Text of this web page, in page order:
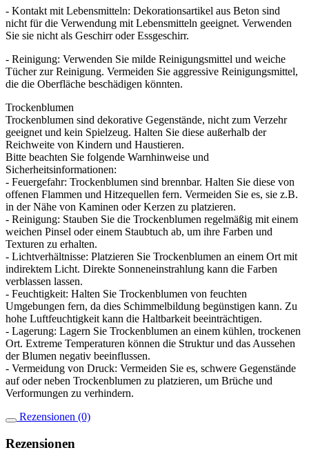
- Kontakt mit Lebensmitteln: Dekorationsartikel aus Beton sind
nicht für die Verwendung mit Lebensmitteln geeignet. Verwenden
Sie sie nicht als Geschirr oder Essgeschirr.
- Reinigung: Verwenden Sie milde Reinigungsmittel und weiche
Tücher zur Reinigung. Vermeiden Sie aggressive Reinigungsmittel,
die die Oberfläche beschädigen könnten.
Trockenblumen
Trockenblumen sind dekorative Gegenstände, nicht zum Verzehr
geeignet und kein Spielzeug. Halten Sie diese außerhalb der
Reichweite von Kindern und Haustieren.
Bitte beachten Sie folgende Warnhinweise und
Sicherheitsinformationen:
- Feuergefahr: Trockenblumen sind brennbar. Halten Sie diese von
offenen Flammen und Hitzequellen fern. Vermeiden Sie es, sie z.B.
in der Nähe von Kaminen oder Kerzen zu platzieren.
- Reinigung: Stauben Sie die Trockenblumen regelmäßig mit einem
weichen Pinsel oder einem Staubtuch ab, um ihre Farben und
Texturen zu erhalten.
- Lichtverhältnisse: Platzieren Sie Trockenblumen an einem Ort mit
indirektem Licht. Direkte Sonneneinstrahlung kann die Farben
verblassen lassen.
- Feuchtigkeit: Halten Sie Trockenblumen von feuchten
Umgebungen fern, da dies Schimmelbildung begünstigen kann. Zu
hohe Luftfeuchtigkeit kann die Haltbarkeit beeinträchtigen.
- Lagerung: Lagern Sie Trockenblumen an einem kühlen, trockenen
Ort. Extreme Temperaturen können die Struktur und das Aussehen
der Blumen negativ beeinflussen.
- Vermeidung von Druck: Vermeiden Sie es, schwere Gegenstände
auf oder neben Trockenblumen zu platzieren, um Brüche und
Verformungen zu verhindern.
Rezensionen (0)
Rezensionen